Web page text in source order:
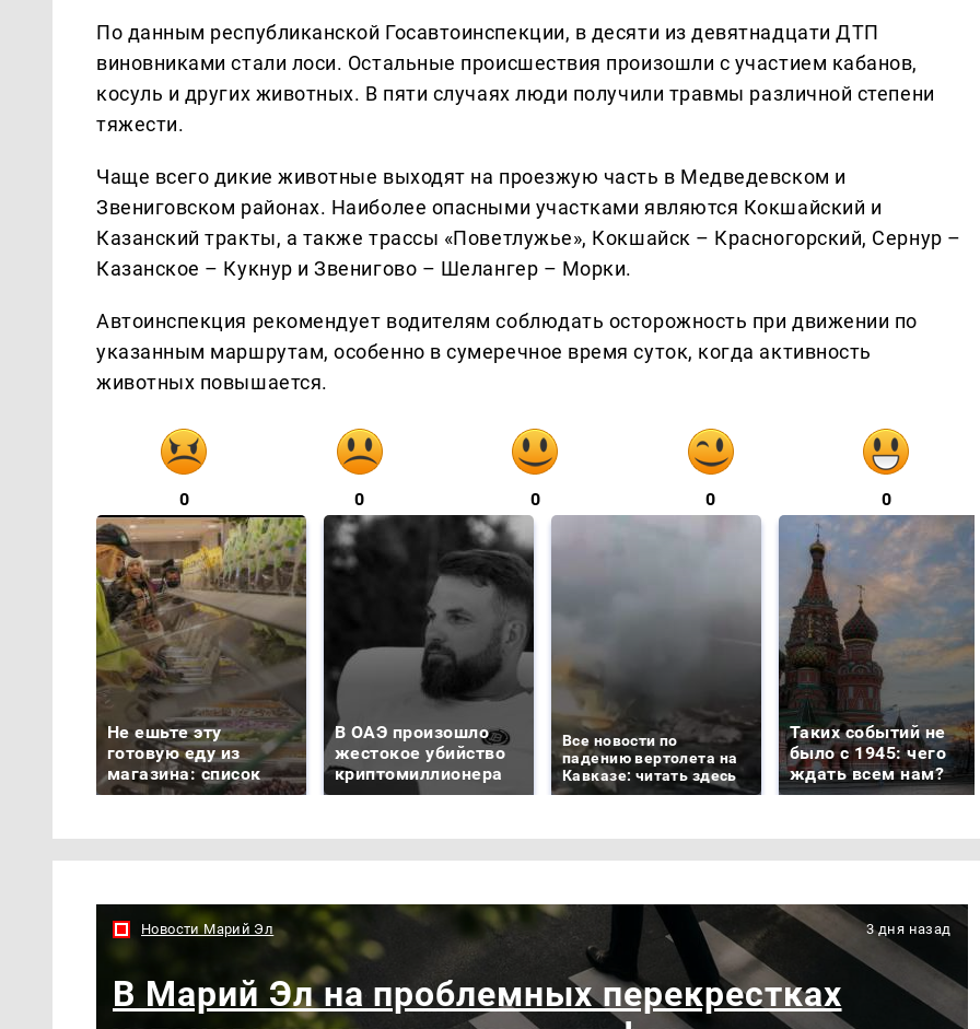
По данным республиканской Госавтоинспекции, в десяти из девятнадцати ДТП
виновниками стали лоси. Остальные происшествия произошли с участием кабанов,
косуль и других животных. В пяти случаях люди получили травмы различной степени
тяжести.
Чаще всего дикие животные выходят на проезжую часть в Медведевском и
Звениговском районах. Наиболее опасными участками являются Кокшайский и
Казанский тракты, а также трассы «Поветлужье», Кокшайск – Красногорский, Сернур –
Казанское – Кукнур и Звенигово – Шелангер – Морки.
Автоинспекция рекомендует водителям соблюдать осторожность при движении по
указанным маршрутам, особенно в сумеречное время суток, когда активность
животных повышается.
0 0 0 0 0
Не ешьте эту
готовую еду из
магазина: список
В ОАЭ произошло
жестокое убийство
криптомиллионера
Все новости по
падению вертолета на
Кавказе: читать здесь
Таких событий не
было с 1945: чего
ждать всем нам?
Новости Марий Эл 3 дня назад
В Марий Эл на проблемных перекрестках